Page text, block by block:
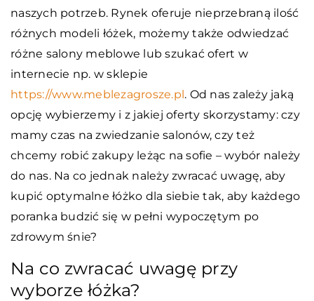
naszych potrzeb. Rynek oferuje nieprzebraną ilość
różnych modeli łóżek, możemy także odwiedzać
różne salony meblowe lub szukać ofert w
internecie np. w sklepie
https://www.meblezagrosze.pl. Od nas zależy jaką
opcję wybierzemy i z jakiej oferty skorzystamy:czy
mamy czas na zwiedzanie salonów, czy też
chcemy robić zakupy leżąc na sofie – wybór należy
do nas. Na co jednak należy zwracać uwagę, aby
kupić optymalne łóżko dla siebie tak, aby każdego
poranka budzić się w pełni wypoczętym po
zdrowym śnie?
Na co zwracać uwagę przy
wyborze łóżka?